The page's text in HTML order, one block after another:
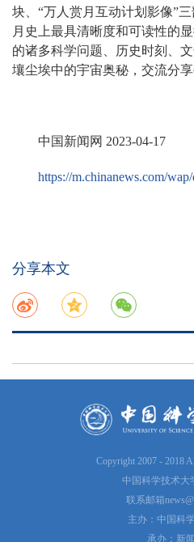
块、“万人赏月互动计划影像”
月史上最具清晰度和可读性的
的诸多科学问题、历史时刻、
壤尘埃中的宇宙奥秘，交流分
中国新闻网 2023-04-17
https://m.chinanews.com/
分享本文
Copyright 2007 - 2018
中国科学技术大
联系邮箱
主办：中国科
承办：新